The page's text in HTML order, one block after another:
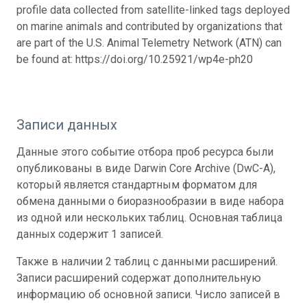
profile data collected from satellite-linked tags deployed
on marine animals and contributed by organizations that
are part of the U.S. Animal Telemetry Network (ATN) can
be found at: https://doi.org/10.25921/wp4e-ph20
Записи данных
Данные этого событие отбора проб ресурса были
опубликованы в виде Darwin Core Archive (DwC-A),
который является стандартным форматом для
обмена данными о биоразнообразии в виде набора
из одной или нескольких таблиц. Основная таблица
данных содержит 1 записей.
Также в наличии 2 таблиц с данными расширений.
Записи расширений содержат дополнительную
информацию об основной записи. Число записей в